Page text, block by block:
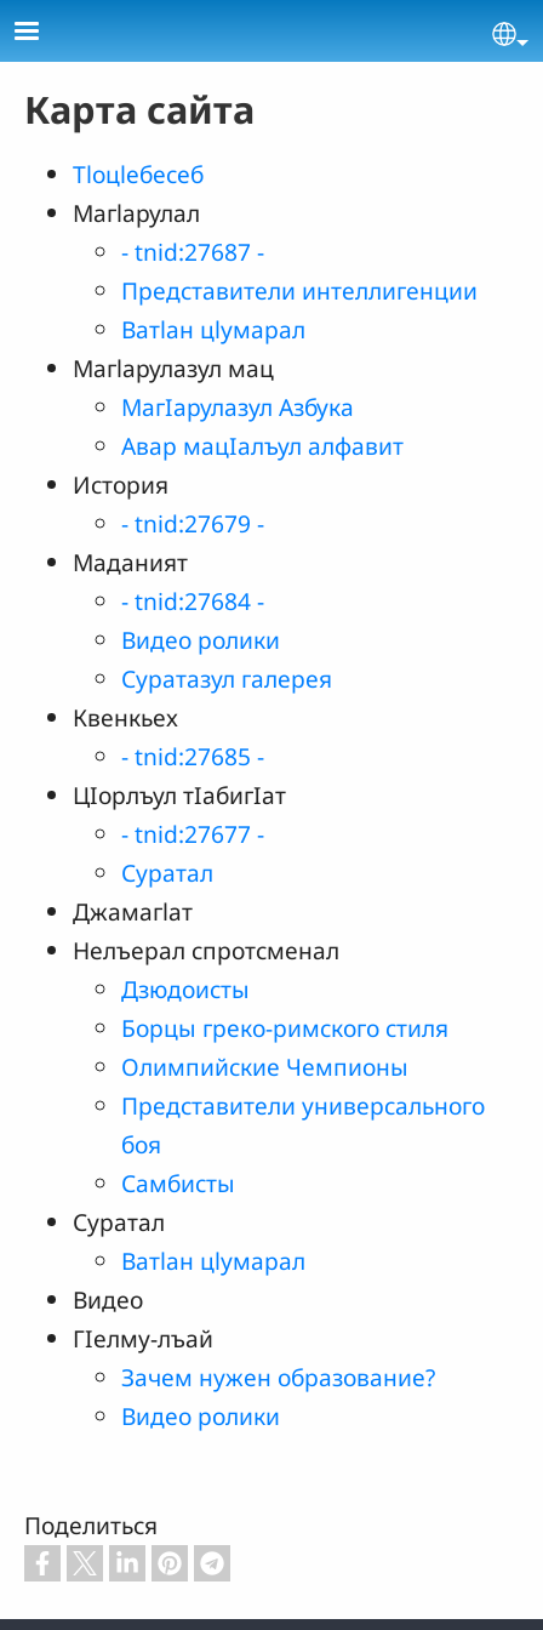
Skip to main content
Карта сайта
Тlоцlебесеб
Магlарулал
- tnid:27687 -
Представители интеллигенции
Ватlан цlумарал
Магlарулазул мац
МагӀарулазул Азбука
Авар мацӀалъул алфавит
История
- tnid:27679 -
Маданият
- tnid:27684 -
Видео ролики
Суратазул галерея
Квенкьех
- tnid:27685 -
ЦӀорлъул тӀабигӀат
- tnid:27677 -
Суратал
Джамагlат
Нелъерал спротсменал
Дзюдоисты
Борцы греко-римского стиля
Олимпийские Чемпионы
Представители универсального
боя
Самбисты
Суратал
Ватlан цlумарал
Видео
ГӀелму-лъай
Зачем нужен образование?
Видео ролики
Поделиться